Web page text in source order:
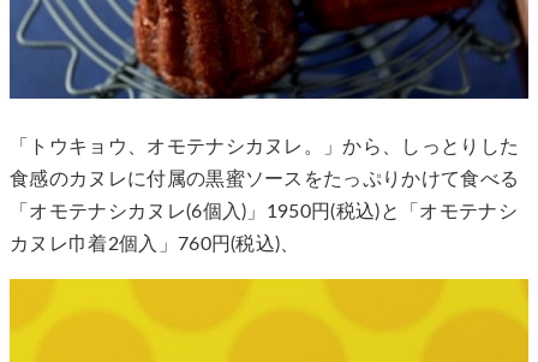
「トウキョウ、オモテナシカヌレ。」から、しっとりした
食感のカヌレに付属の黒蜜ソースをたっぷりかけて食べる
「オモテナシカヌレ(6個入)」1950円(税込)と「オモテナシ
カヌレ巾着2個入」760円(税込)、